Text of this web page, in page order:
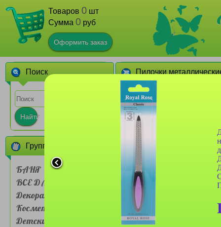
Товаров 0 шт
Сумма 0 руб
Оформить заказ
Поиск
Найти
Группы товаров
БАНЯ
ВСЕ ДЛЯ ДОМА
Декоративная
Косметика
Детские товары
Пилочки
1 2
Пилочка металлическая
Royal Rose №8105